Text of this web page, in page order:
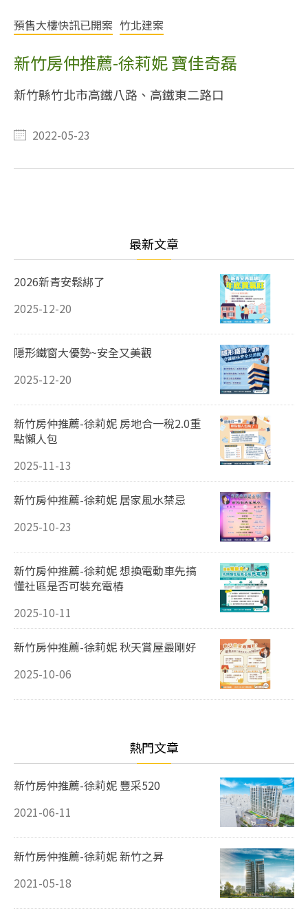
預售大樓快訊已開案 竹北建案
新竹房仲推薦-徐莉妮 寶佳奇磊
新竹縣竹北市高鐵八路、高鐵東二路口
2022-05-23
最新文章
2026新青安鬆綁了
2025-12-20
隱形鐵窗大優勢~安全又美觀
2025-12-20
新竹房仲推薦-徐莉妮 房地合一稅2.0重
點懶人包
2025-11-13
新竹房仲推薦-徐莉妮 居家風水禁忌
2025-10-23
新竹房仲推薦-徐莉妮 想換電動車先搞
懂社區是否可裝充電樁
2025-10-11
新竹房仲推薦-徐莉妮 秋天賞屋最剛好
2025-10-06
熱門文章
新竹房仲推薦-徐莉妮 豐采520
2021-06-11
新竹房仲推薦-徐莉妮 新竹之昇
2021-05-18